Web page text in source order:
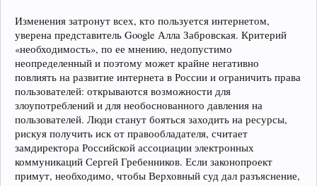
Изменения затронут всех, кто пользуется интернетом,
уверена представитель Google Алла Забровская. Критерий
«необходимость», по ее мнению, недопустимо
неопределенный и поэтому может крайне негативно
повлиять на развитие интернета в России и ограничить права
пользователей: открываются возможности для
злоупотреблений и для необоснованного давления на
пользователей. Люди станут бояться заходить на ресурсы,
рискуя получить иск от правообладателя, считает
замдиректора Российской ассоциации электронных
коммуникаций Сергей Гребенников. Если законопроект
примут, необходимо, чтобы Верховный суд дал разъяснение,